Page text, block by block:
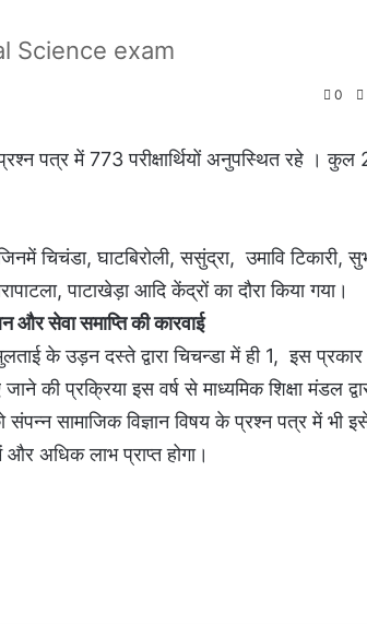
Science exam
0
पत्र में 773 परीक्षार्थियों अनुपस्थित रहे ।
चिचंडा, घाटबिरोली, ससुंद्रा, उमावि टिकारी,
पाटाखेड़ा आदि केंद्रों का दौरा किया गया।
और सेवा समाप्ति की कारवाई
के उड़न दस्ते द्वारा चिचन्डा में ही 1, इस
की प्रक्रिया इस वर्ष से माध्यमिक शिक्षा मंडल
सामाजिक विज्ञान विषय के प्रश्न पत्र में भी
अधिक लाभ प्राप्त होगा।